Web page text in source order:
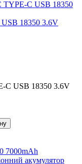
18350 3.6V
C USB 18350 3.6V